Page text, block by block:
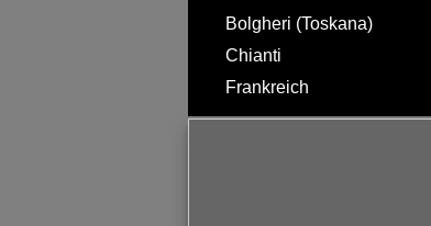
Bolgheri (Toskana)
Chianti
Frankreich